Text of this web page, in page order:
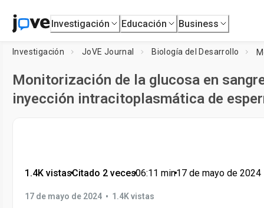
Investigación Educación Business
Investigación JoVE Journal Biología del Desarrollo
Monitorización de la glucosa en
inyección intracitoplasmática de
1.4K vistas•Citado 2 veces•06:11 min•17 de mayo de 2024
17 de mayo de 2024 • 1.4K vistas